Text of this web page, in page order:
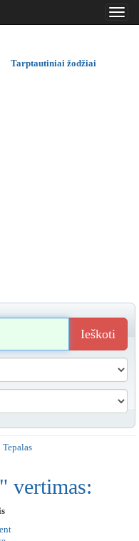
..
..
Tarptautiniai žodžiai
Ieškoti
Tepalas
vertimas: